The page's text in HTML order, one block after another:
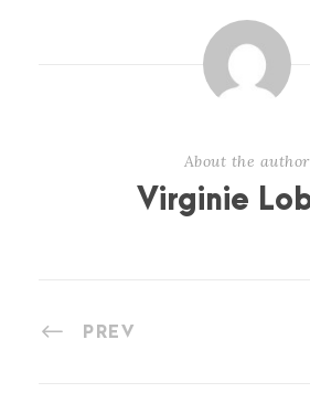
About the author
Virginie
PREV